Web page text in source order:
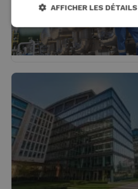
AFFICHER LES DÉTAILS